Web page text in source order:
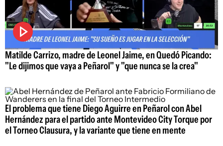
Matilde Carrizo, madre de Leonel Jaime, en Quedó Picando:
"Le dijimos que vaya a Peñarol" y "que nunca se la crea"
El problema que tiene Diego Aguirre en Peñarol con Abel
Hernández para el partido ante Montevideo City Torque por
el Torneo Clausura, y la variante que tiene en mente